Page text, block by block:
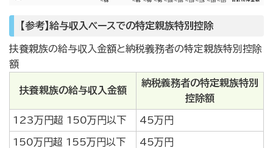
【参考】給与収入ベースでの特定親族特別控除
扶養親族の給与収入金額と納税義務者の特定親族特別控除
額
扶養親族の給与収入金額
納税義務者の特定親族特別
控除額
123万円超 150万円以下 45万円
150万円超 155万円以下 45万円